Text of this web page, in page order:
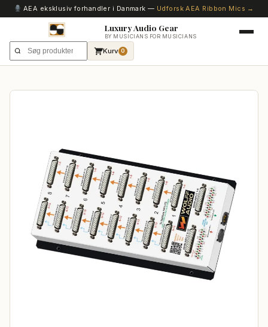
AEA eksklusiv forhandler i Danmark — Udforsk AEA Ribbon Mics →
Luxury Audio Gear
BY MUSICIANS FOR MUSICIANS
Kurv 0